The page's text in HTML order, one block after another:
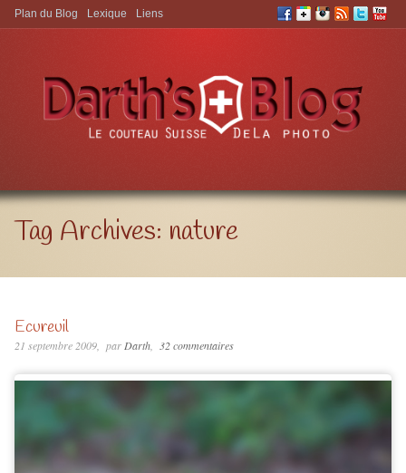
Aller à:
Plan du Blog Lexique Liens
Tag Archives: nature
Ecureuil
21 septembre 2009 parDarth 32 commentaires